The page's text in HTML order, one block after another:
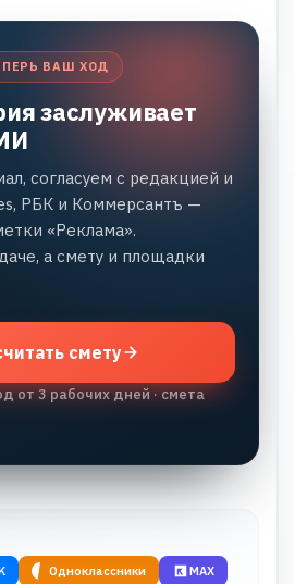
ВАШ ХОД
заслуживает
согласуем с редакцией и
РБК и Коммерсантъ —
«Реклама».
а смету и площадки
смету
от 3 рабочих дней · смета
Одноклассники MAX